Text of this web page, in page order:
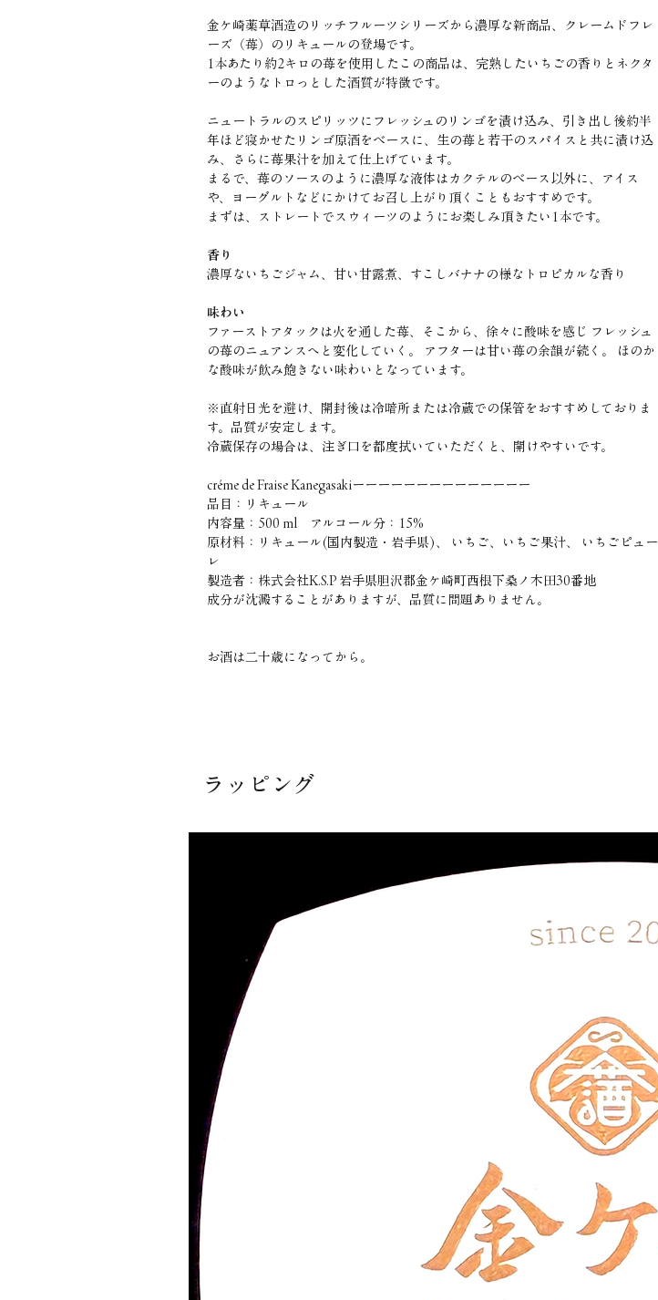
金ケ崎薬草酒造のリッチフルーツシリーズから濃厚な新商品、クレームドフレ
ーズ（苺）のリキュールの登場です。
1本あたり約2キロの苺を使用したこの商品は、完熟したいちごの香りとネクタ
ーのようなトロっとした酒質が特徴です。
ニュートラルのスピリッツにフレッシュのリンゴを漬け込み、引き出し後約半
年ほど寝かせたリンゴ原酒をベースに、生の苺と若干のスパイスと共に漬け込
み、さらに苺果汁を加えて仕上げています。
まるで、苺のソースのように濃厚な液体はカクテルのベース以外に、アイス
や、ヨーグルトなどにかけてお召し上がり頂くこともおすすめです。
まずは、ストレートでスウィーツのようにお楽しみ頂きたい1本です。
香り
濃厚ないちごジャム、甘い甘露煮、すこしバナナの様なトロピカルな香り
味わい
ファーストアタックは火を通した苺、そこから、徐々に酸味を感じ フレッシュ
の苺のニュアンスへと変化していく。 アフターは甘い苺の余韻が続く。 ほのか
な酸味が飲み飽きない味わいとなっています。
※直射日光を避け、開封後は冷暗所または冷蔵での保管をおすすめしておりま
す。品質が安定します。
冷蔵保存の場合は、注ぎ口を都度拭いていただくと、開けやすいです。
créme de Fraise Kanegasakiーーーーーーーーーーーーーー
品目：リキュール
内容量：500 ml アルコール分：15%
原材料：リキュール(国内製造・岩手県)、 いちご、いちご果汁、 いちごピュー
レ
製造者：株式会社K.S.P 岩手県胆沢郡金ケ崎町西根下桑ノ木田30番地
成分が沈澱することがありますが、品質に問題ありません。
お酒は二十歳になってから。
ラッピング